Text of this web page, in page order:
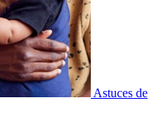
Astuces de